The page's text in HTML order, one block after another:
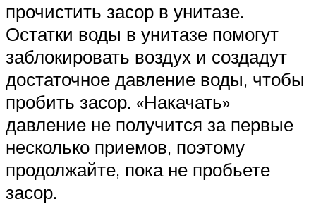
прочистить засор в унитазе.
Остатки воды в унитазе помогут
заблокировать воздух и создадут
достаточное давление воды, чтобы
пробить засор. «Накачать»
давление не получится за первые
несколько приемов, поэтому
продолжайте, пока не пробьете
засор.